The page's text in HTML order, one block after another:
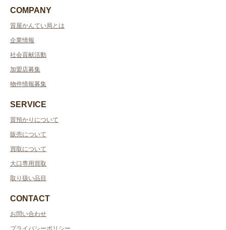
COMPANY
質屋かんてい局とは
企業情報
社会貢献活動
加盟店募集
物件情報募集
SERVICE
質預かりについて
販売について
買取について
大口専用買取
取り扱い品目
CONTACT
お問い合わせ
プライバシーポリシー